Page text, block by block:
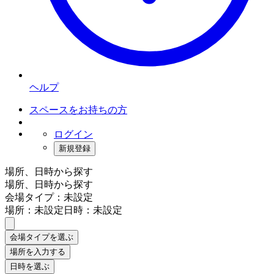
ヘルプ
スペースをお持ちの方
ログイン
新規登録
場所、日時から探す
場所、日時から探す
会場タイプ：未設定
場所：未設定日時：未設定
会場タイプを選ぶ
場所を入力する
日時を選ぶ